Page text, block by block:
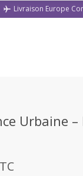
Livraison Europe
Urbaine